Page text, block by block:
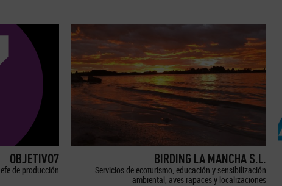
OBJETIVO7
de producción
BIRDING LA MANCHA S.L.
Servicios de ecoturismo, educación y sensibilización
ambiental, aves rapaces y localizaciones